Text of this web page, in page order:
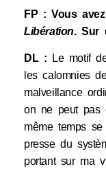
FP : Vous
Libération. Sur
DL : Le motif
les calomnies
malveillance
on ne peut pas
même temps
presse du
portant sur ma